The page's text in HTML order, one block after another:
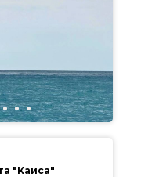
"Каиса"